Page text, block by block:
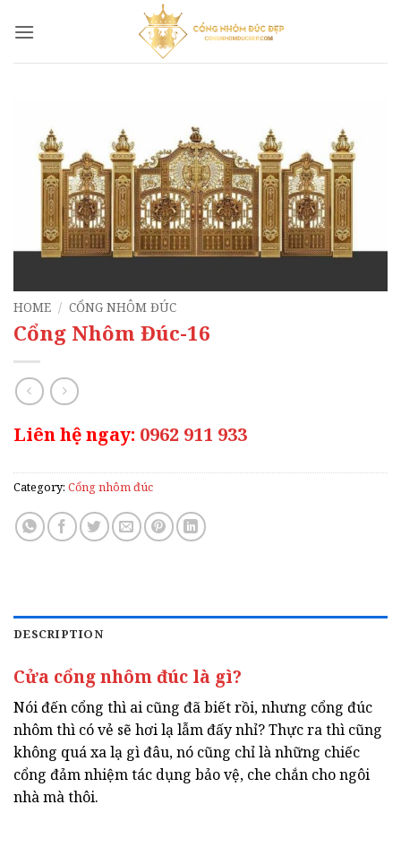
qua
HOME / CỔNG NHÔM ĐÚC
Cổng Nhôm Đúc-16
Liên hệ ngay: 0962 911 933
Category: Cổng nhôm đúc
DESCRIPTION
Cửa cổng nhôm đúc là gì?
Nói đến cổng thì ai cũng đã biết rồi, nhưng cổng đúc
nhôm thì có vẻ sẽ hơi lạ lẫm đấy nhỉ? Thực ra thì cũng
không quá xa lạ gì đâu, nó cũng chỉ là những chiếc
cổng đảm nhiệm tác dụng bảo vệ, che chắn cho ngôi
nhà mà thôi.